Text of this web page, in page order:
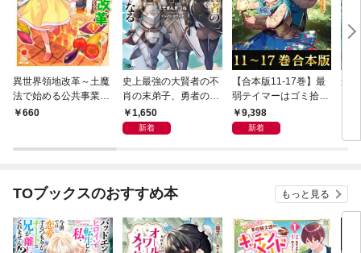
異世界領地改革～土魔
法で始める公共事業～
1巻660
史上最強の大賢者の不
肖の末弟子、勇者の娘
の師匠となる
1,650
新着
【合本版11-17巻】最
弱テイマーはゴミ拾い
の旅を始めました。
9,398
新着
最
TOブックスのおすすめ本 もっと見る